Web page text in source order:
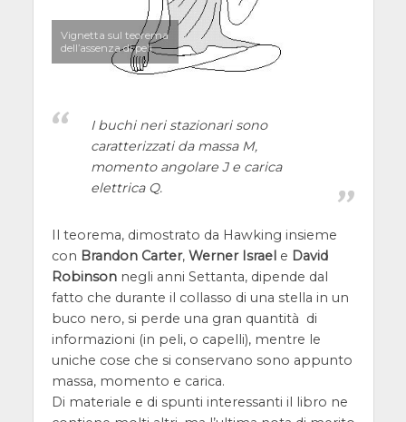
Vignetta sul teorema
dell’assenza di peli
I buchi neri stazionari sono
caratterizzati da massa M,
momento angolare Je carica
elettrica Q.
Il teorema, dimostrato da Hawking insieme
con Brandon Carter, Werner Israele David
Robinsonnegli anni Settanta, dipende dal
fatto che durante il collasso di una stella in un
buco nero, si perde una gran quantità di
informazioni (in peli, o capelli), mentre le
uniche cose che si conservano sono appunto
massa, momento e carica.
Di materiale e di spunti interessanti il libro ne